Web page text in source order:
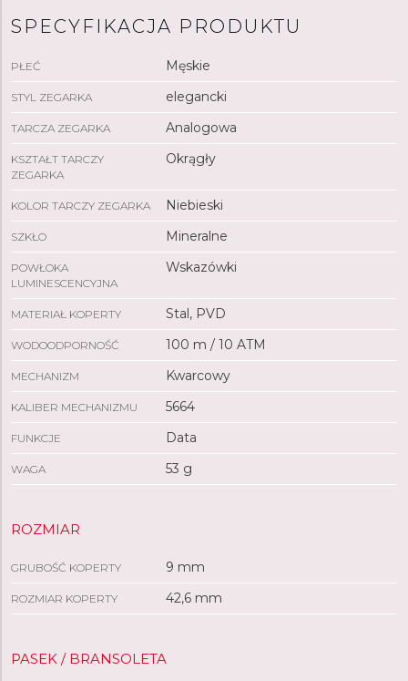
SPECYFIKACJA PRODUKTU
PŁEĆ Męskie
STYL ZEGARKA elegancki
TARCZA ZEGARKA Analogowa
KSZTAŁT TARCZY
ZEGARKA
Okrągły
KOLOR TARCZY ZEGARKA Niebieski
SZKŁO Mineralne
POWŁOKA
LUMINESCENCYJNA
Wskazówki
MATERIAŁ KOPERTY Stal, PVD
WODOODPORNOŚĆ 100 m / 10 ATM
MECHANIZM Kwarcowy
KALIBER MECHANIZMU 5664
FUNKCJE Data
WAGA 53 g
ROZMIAR
GRUBOŚĆ KOPERTY 9 mm
ROZMIAR KOPERTY 42,6 mm
PASEK / BRANSOLETA